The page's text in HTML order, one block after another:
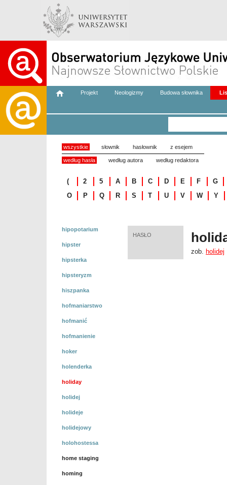
Projekt Neologizmy Budowa słownika
wszystkie słownik hasłownik z esejem
według hasła według autora według redaktora
( 2 5 A B C D E F
G
O
P Q R S T U V W Y
hipopotarium
hipster
hipsterka
hipsteryzm
hiszpanka
hofmaniarstwo
hofmanić
hofmanienie
hoker
holenderka
holiday
holidej
holideje
holidejowy
holohostessa
home staging
homing
HASŁO
zob. holidej